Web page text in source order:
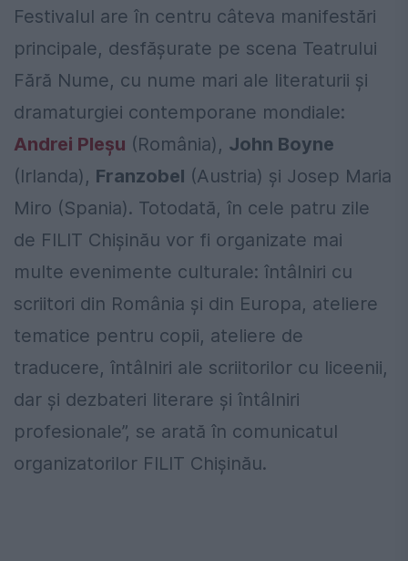
Festivalul are în centru câteva manifestări
principale, desfășurate pe scena Teatrului
Fără Nume, cu nume mari ale literaturii și
dramaturgiei contemporane mondiale:
Andrei Pleșu (România), John Boyne
(Irlanda), Franzobel (Austria) și Josep Maria
Miro (Spania). Totodată, în cele patru zile
de FILIT Chișinău vor fi organizate mai
multe evenimente culturale: întâlniri cu
scriitori din România și din Europa, ateliere
tematice pentru copii, ateliere de
traducere, întâlniri ale scriitorilor cu liceenii,
dar și dezbateri literare și întâlniri
profesionale”, se arată în comunicatul
organizatorilor FILIT Chișinău.